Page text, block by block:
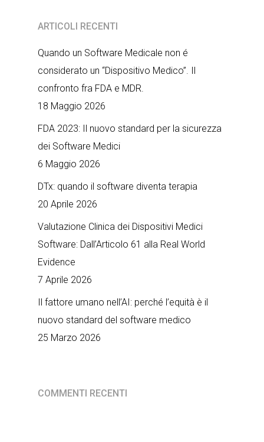
ARTICOLI RECENTI
Quando un Software Medicale non é
considerato un “Dispositivo Medico”. Il
confronto fra FDA e MDR.
18 Maggio 2026
FDA 2023: Il nuovo standard per la sicurezza
dei Software Medici
6 Maggio 2026
DTx: quando il software diventa terapia
20 Aprile 2026
Valutazione Clinica dei Dispositivi Medici
Software: Dall’Articolo 61 alla Real World
Evidence
7 Aprile 2026
Il fattore umano nell’AI: perché l’equità è il
nuovo standard del software medico
25 Marzo 2026
COMMENTI RECENTI